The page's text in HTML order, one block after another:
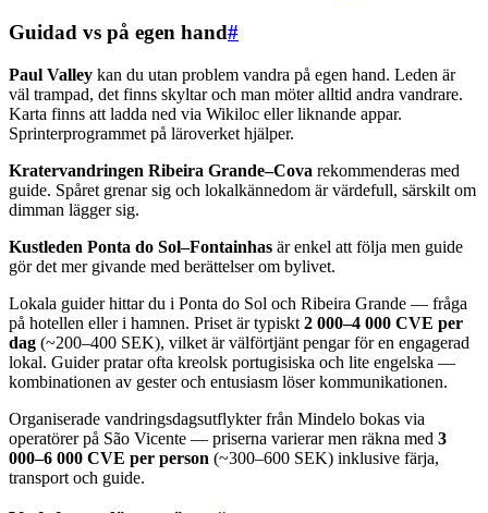
Guidad vs på egen hand#
Paul Valley kan du utan problem vandra på egen hand. Leden är
väl trampad, det finns skyltar och man möter alltid andra vandrare.
Karta finns att ladda ned via Wikiloc eller liknande appar.
Sprinterprogrammet på läroverket hjälper.
Kratervandringen Ribeira Grande–Cova rekommenderas med
guide. Spåret grenar sig och lokalkännedom är värdefull, särskilt om
dimman lägger sig.
Kustleden Ponta do Sol–Fontainhas är enkel att följa men guide
gör det mer givande med berättelser om bylivet.
Lokala guider hittar du i Ponta do Sol och Ribeira Grande — fråga
på hotellen eller i hamnen. Priset är typiskt 2 000–4 000 CVE per
dag (~200–400 SEK), vilket är välförtjänt pengar för en engagerad
lokal. Guider pratar ofta kreolsk portugisiska och lite engelska —
kombinationen av gester och entusiasm löser kommunikationen.
Organiserade vandringsdagsutflykter från Mindelo bokas via
operatörer på São Vicente — priserna varierar men räkna med 3
000–6 000 CVE per person (~300–600 SEK) inklusive färja,
transport och guide.